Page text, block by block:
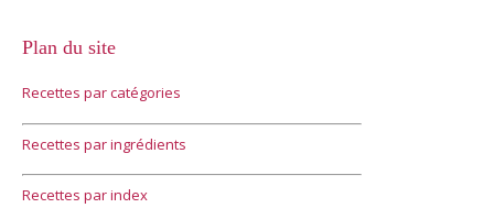
Plan du site
Recettes par catégories
Recettes par ingrédients
Recettes par index